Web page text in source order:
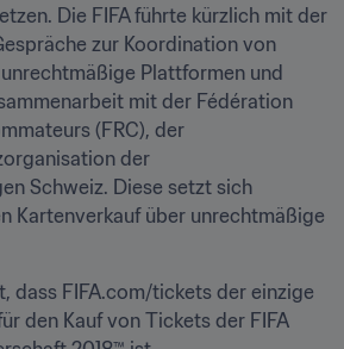
Die FIFA führte kürzlich mit der
zur Koordination von
Plattformen und
mit der Fédération
(FRC), der
der
Schweiz. Diese setzt sich
Kartenverkauf über unrechtmäßige
dass FIFA.com/tickets der einzige
den Kauf von Tickets der FIFA